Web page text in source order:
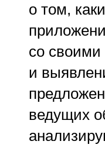
о том,
со своими
и
ведущих